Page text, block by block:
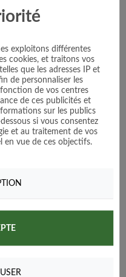
panier
exploitons différentes
cookies, et traitons vos
que les adresses IP et
de personnaliser les
de vos centres
de ces publicités et
sur les publics
si vous consentez
et au traitement de vos
en vue de ces objectifs.